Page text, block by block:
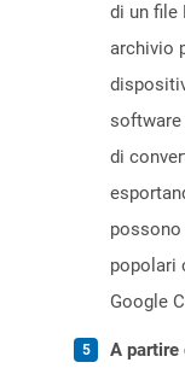
di un file
archivio
di
popolari
Google
A partire